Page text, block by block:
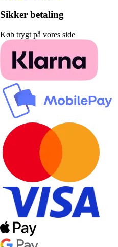
Sikker betaling
Køb trygt på vores side